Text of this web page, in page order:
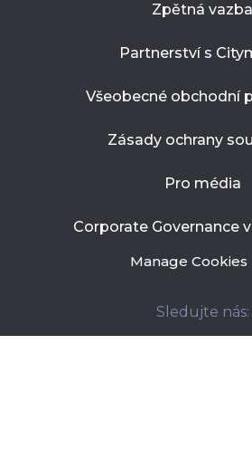
Zpětná vazba
Partnerství s
Všeobecné obchodní
Zásady ochrany
Pro média
Corporate Governance
Manage Cookies
Sledujte nás: